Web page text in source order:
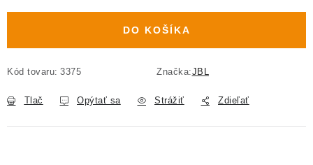
DO KOŠÍKA
Kód tovaru: 3375 Značka:JBL
Tlač Opýtať sa Strážiť Zdieľať